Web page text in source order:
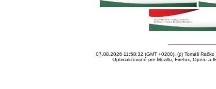
07.08.2026 11:58:32 (GMT +0200), (p) Tomáš
Optimalizované pre Mozillu, Firefox, Operu a